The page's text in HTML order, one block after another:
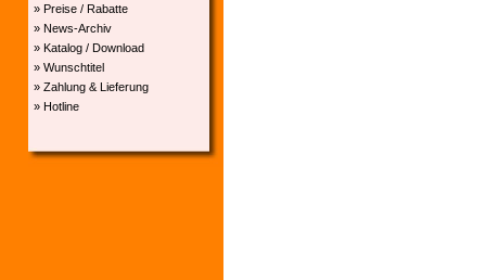
» Preise / Rabatte
» News-Archiv
» Katalog / Download
» Wunschtitel
» Zahlung & Lieferung
» Hotline